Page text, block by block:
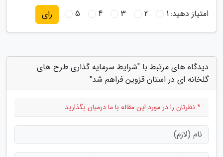
امتیاز دهید:1
2
3
4
5 رای
دیدگاه های مرتبط با "شرایط سرمایه گذاری طرح های
گلخانه ای در استان قزوین فراهم شد"
* نظرتان را در مورد این مقاله با ما درمیان بگذارید